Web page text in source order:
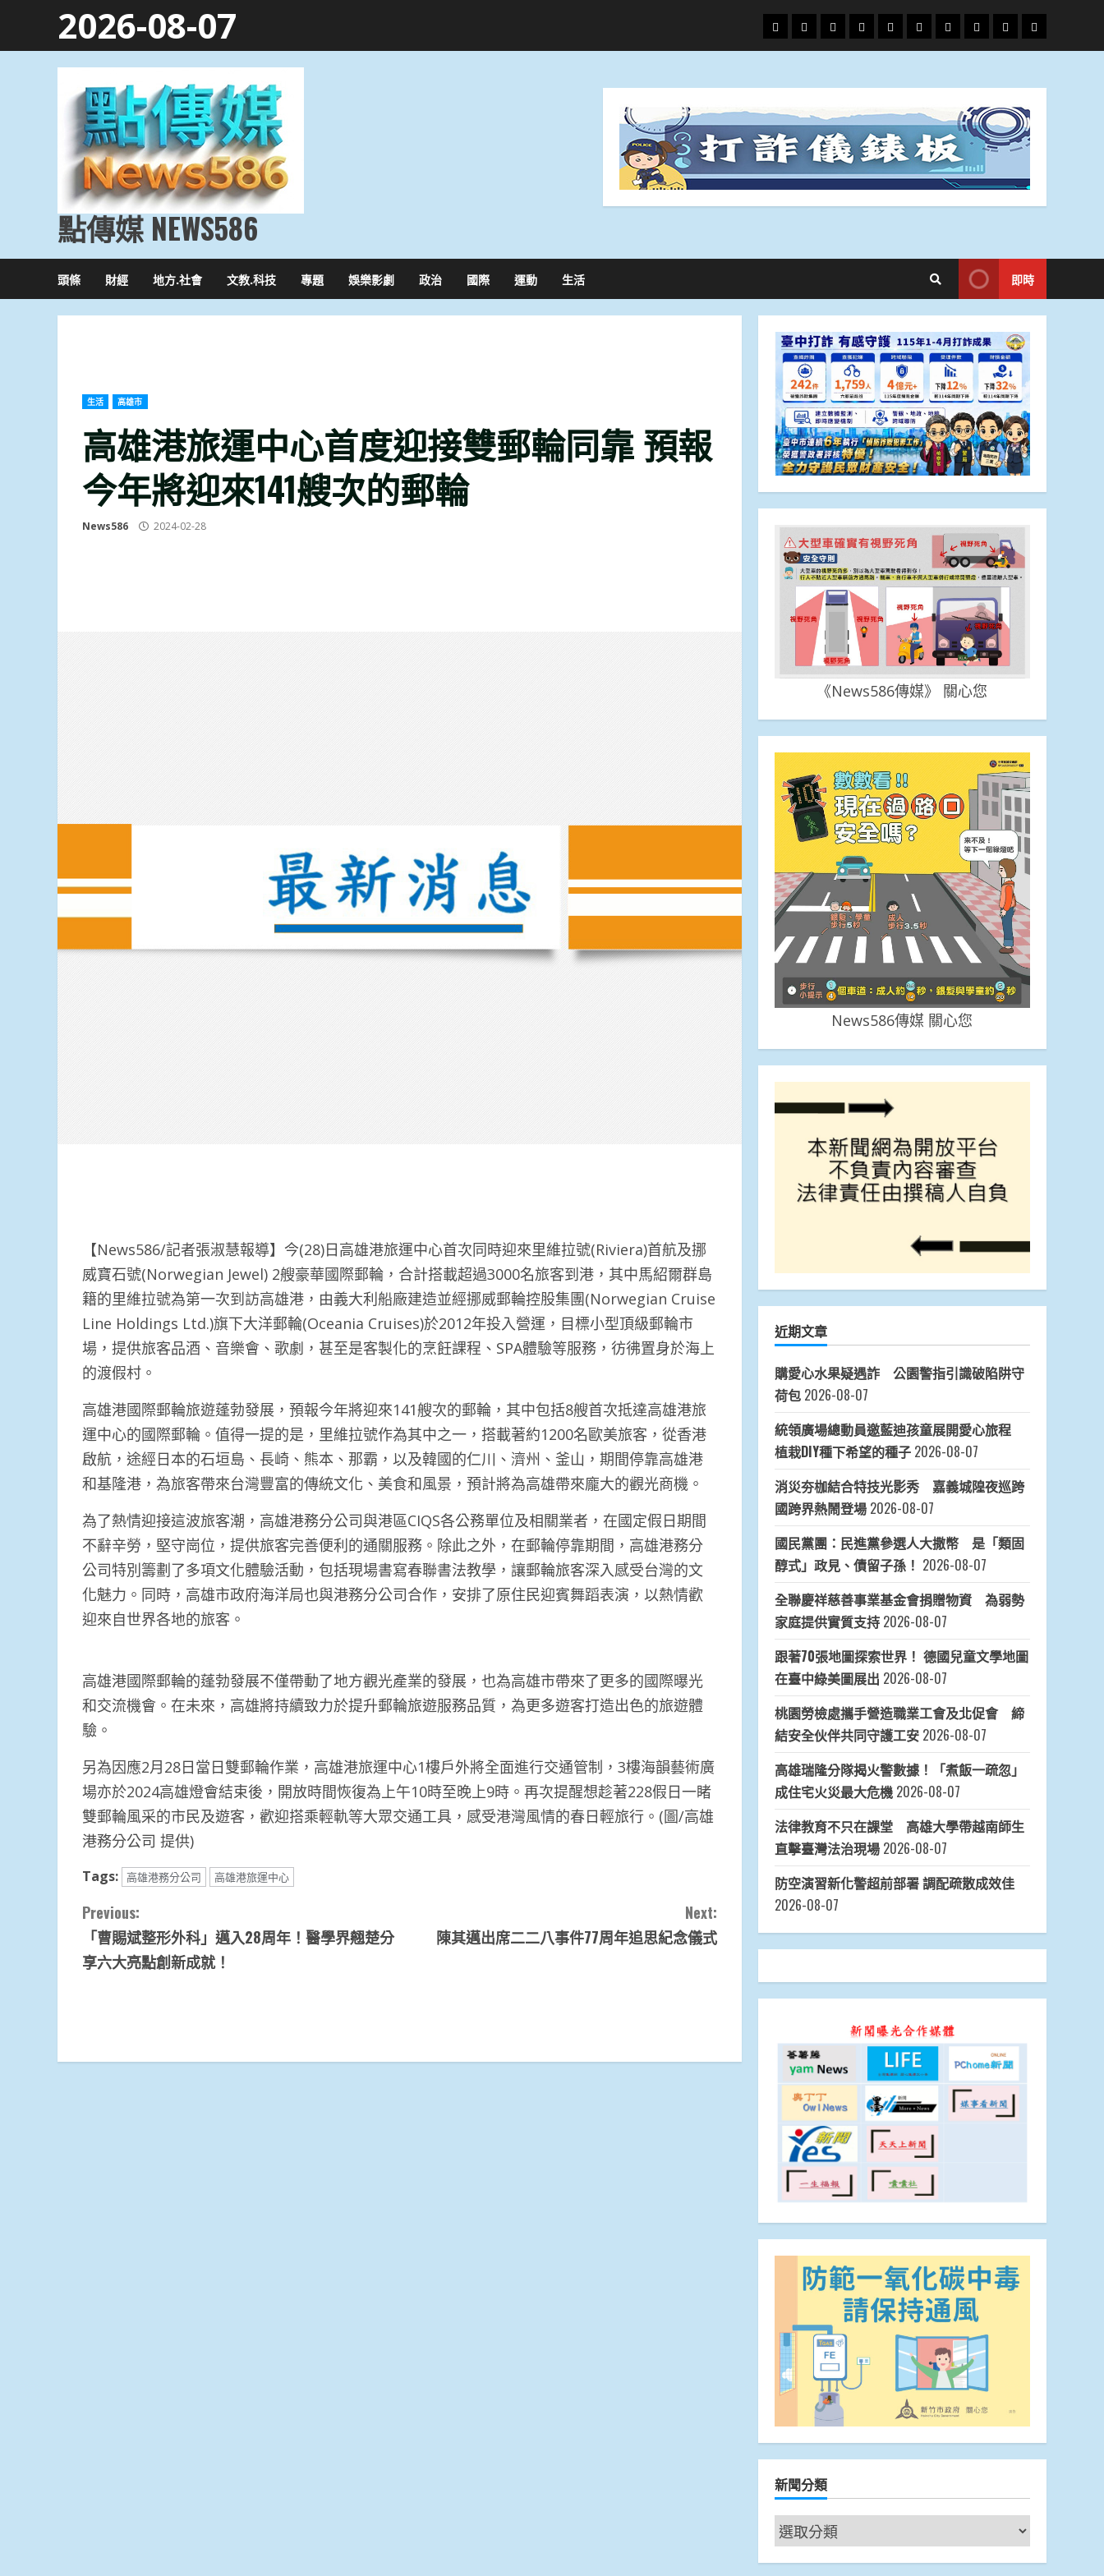
2026-08-07
頭
條
財
經
地
方.
文
教.
專
題
娛
樂
政
治
國
際
運
動
生
活
點傳媒 NEWS586
頭條 財經 地方.社會 文教.科技 專題 娛樂影劇 政治 國際 運動 生活 即時
生活 高雄市
高雄港旅運中心首度迎接雙郵輪同靠 預報
今年將迎來141艘次的郵輪
News586 2024-02-28
【News586/記者張淑慧報導】今(28)日高雄港旅運中心首次同時迎來里維拉號(Riviera)首航及挪
威寶石號(Norwegian Jewel) 2艘豪華國際郵輪，合計搭載超過3000名旅客到港，其中馬紹爾群島
籍的里維拉號為第一次到訪高雄港，由義大利船廠建造並經挪威郵輪控股集團(Norwegian Cruise
Line Holdings Ltd.)旗下大洋郵輪(Oceania Cruises)於2012年投入營運，目標小型頂級郵輪市
場，提供旅客品酒、音樂會、歌劇，甚至是客製化的烹飪課程、SPA體驗等服務，彷彿置身於海上
的渡假村。
高雄港國際郵輪旅遊蓬勃發展，預報今年將迎來141艘次的郵輪，其中包括8艘首次抵達高雄港旅
運中心的國際郵輪。值得一提的是，里維拉號作為其中之一，搭載著約1200名歐美旅客，從香港
啟航，途經日本的石垣島、長崎、熊本、那霸，以及韓國的仁川、濟州、釜山，期間停靠高雄港
和基隆港，為旅客帶來台灣豐富的傳統文化、美食和風景，預計將為高雄帶來龐大的觀光商機。
為了熱情迎接這波旅客潮，高雄港務分公司與港區CIQS各公務單位及相關業者，在國定假日期間
不辭辛勞，堅守崗位，提供旅客完善便利的通關服務。除此之外，在郵輪停靠期間，高雄港務分
公司特別籌劃了多項文化體驗活動，包括現場書寫春聯書法教學，讓郵輪旅客深入感受台灣的文
化魅力。同時，高雄市政府海洋局也與港務分公司合作，安排了原住民迎賓舞蹈表演，以熱情歡
迎來自世界各地的旅客。
高雄港國際郵輪的蓬勃發展不僅帶動了地方觀光產業的發展，也為高雄市帶來了更多的國際曝光
和交流機會。在未來，高雄將持續致力於提升郵輪旅遊服務品質，為更多遊客打造出色的旅遊體
驗。
另為因應2月28日當日雙郵輪作業，高雄港旅運中心1樓戶外將全面進行交通管制，3樓海韻藝術廣
場亦於2024高雄燈會結束後，開放時間恢復為上午10時至晚上9時。再次提醒想趁著228假日一睹
雙郵輪風采的市民及遊客，歡迎搭乘輕軌等大眾交通工具，感受港灣風情的春日輕旅行。(圖/高雄
港務分公司 提供)
Tags: 高雄港務分公司 高雄港旅運中心
Continue
Reading
Previous:
「曹賜斌整形外科」邁入28周年！醫學界翹楚分
享六大亮點創新成就！
Next:
陳其邁出席二二八事件77周年追思紀念儀式
《News586傳媒》 關心您
News586傳媒 關心您
近期文章
購愛心水果疑遇詐 公園警指引識破陷阱守
荷包 2026-08-07
統領廣場總動員邀藍迪孩童展開愛心旅程
植栽DIY種下希望的種子 2026-08-07
消災夯枷結合特技光影秀 嘉義城隍夜巡跨
國跨界熱鬧登場 2026-08-07
國民黨團：民進黨參選人大撒幣 是「類固
醇式」政見、債留子孫！ 2026-08-07
全聯慶祥慈善事業基金會捐贈物資 為弱勢
家庭提供實質支持 2026-08-07
跟著70張地圖探索世界！ 德國兒童文學地圖
在臺中綠美圖展出 2026-08-07
桃園勞檢處攜手營造職業工會及北促會 締
結安全伙伴共同守護工安 2026-08-07
高雄瑞隆分隊揭火警數據！「煮飯一疏忽」
成住宅火災最大危機 2026-08-07
法律教育不只在課堂 高雄大學帶越南師生
直擊臺灣法治現場 2026-08-07
防空演習新化警超前部署 調配疏散成效佳
2026-08-07
新聞分類
新
聞